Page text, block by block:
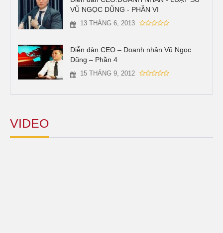
VŨ NGỌC DŨNG - PHẦN VI
13 THÁNG 6, 2013
Diễn đàn CEO – Doanh nhân Vũ Ngọc
Dũng – Phần 4
15 THÁNG 9, 2012
VIDEO